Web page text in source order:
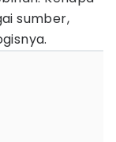
sumber,